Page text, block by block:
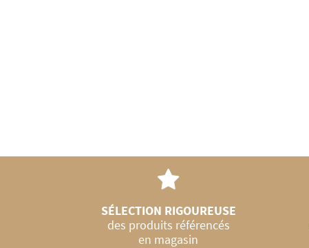
SÉLECTION RIGOUREUSE
des produits référencés
en magasin